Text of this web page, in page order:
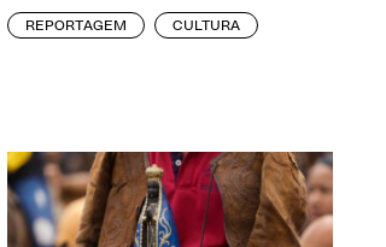
REPORTAGEM CULTURA